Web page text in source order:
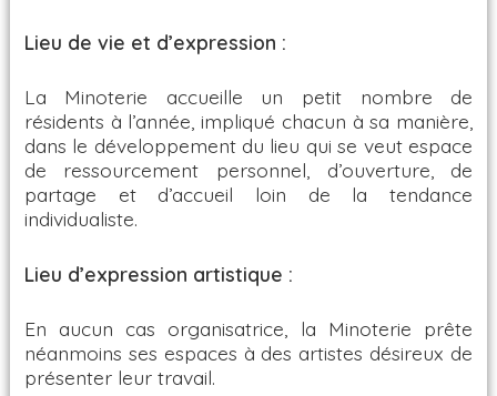
Lieu de vie et d’expression :
La Minoterie accueille un petit nombre de
résidents à l’année, impliqué chacun à sa manière,
dans le développement du lieu qui se veut espace
de ressourcement personnel, d’ouverture, de
partage et d’accueil loin de la tendance
individualiste.
Lieu d’expression artistique :
En aucun cas organisatrice, la Minoterie prête
néanmoins ses espaces à des artistes désireux de
présenter leur travail.